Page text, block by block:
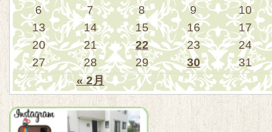
« 2月
6
7 8 9
10
13
14 15 16
17
20
21 22 23
24
27
28 29 30 31